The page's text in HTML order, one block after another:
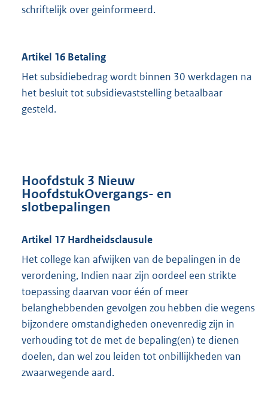
schriftelijk over geinformeerd.
Artikel 16 Betaling
Het subsidiebedrag wordt binnen 30 werkdagen na
het besluit tot subsidievaststelling betaalbaar
gesteld.
Hoofdstuk 3 Nieuw
HoofdstukOvergangs- en
slotbepalingen
Artikel 17 Hardheidsclausule
Het college kan afwijken van de bepalingen in de
verordening, Indien naar zijn oordeel een strikte
toepassing daarvan voor één of meer
belanghebbenden gevolgen zou hebben die wegens
bijzondere omstandigheden onevenredig zijn in
verhouding tot de met de bepaling(en) te dienen
doelen, dan wel zou leiden tot onbillijkheden van
zwaarwegende aard.